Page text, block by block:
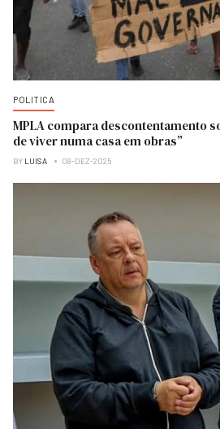
POLITICA
MPLA compara descontentamento
de viver numa casa em obras”
BY LUISA 08-DEZ-2025